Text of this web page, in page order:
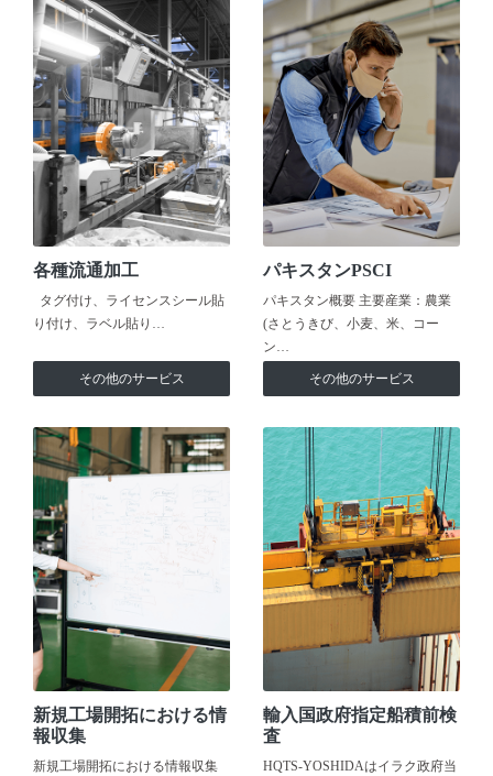
各種流通加工
タグ付け、ライセンスシール貼
り付け、ラベル貼り…
その他のサービス
パキスタンPSCI
パキスタン概要 主要産業：農業
(さとうきび、小麦、米、コー
ン…
その他のサービス
新規工場開拓における情
報収集
新規工場開拓における情報収集
輸入国政府指定船積前検
査
HQTS-YOSHIDAはイラク政府当